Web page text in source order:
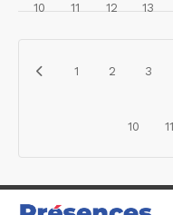
10 11 12 13
1 2 3
10 11